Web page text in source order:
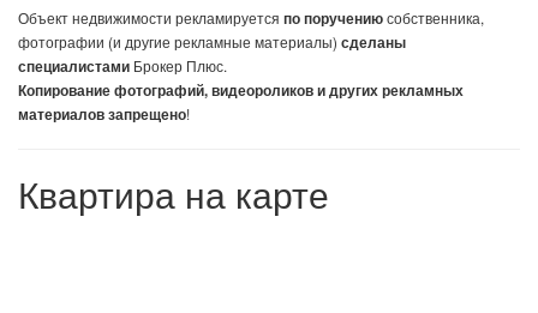
Объект недвижимости рекламируется по поручениюсобственника,
фотографии (и другие рекламные материалы) сделаны
специалистами Брокер Плюс.
Копирование фотографий, видеороликов и других рекламных
материалов запрещено!
Квартира на карте